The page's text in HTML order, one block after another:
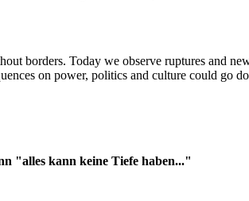
borders. Today we observe ruptures and
on power, politics and culture could go
"alles kann keine Tiefe haben..."